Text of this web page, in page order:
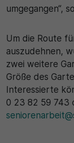
umgegangen“,
Um die Route
auszudehnen,
zwei weitere
Größe des
Interessierte
0 23 82 59 743
Zweck